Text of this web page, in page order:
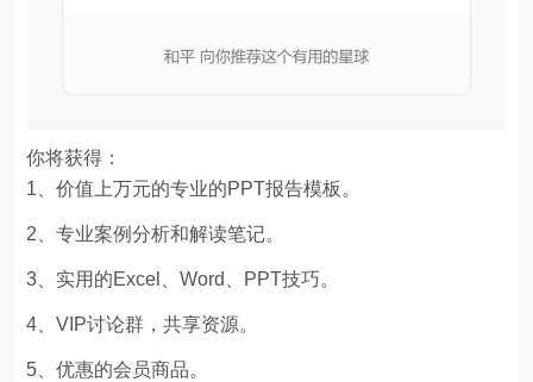
你将获得：
1、价值上万元的专业的PPT报告模板。
2、专业案例分析和解读笔记。
3、实用的Excel、Word、PPT技巧。
4、VIP讨论群，共享资源。
5、优惠的会员商品。